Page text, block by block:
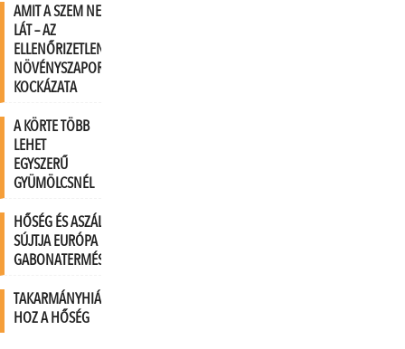
AMIT A SZEM NEM
LÁT – AZ
ELLENŐRIZETLEN
NÖVÉNYSZAPORÍTÁS
KOCKÁZATA
A KÖRTE TÖBB
LEHET
EGYSZERŰ
GYÜMÖLCSNÉL
HŐSÉG ÉS ASZÁLY
SÚJTJA EURÓPA
GABONATERMÉSÉT
TAKARMÁNYHIÁNYT
HOZ A HŐSÉG